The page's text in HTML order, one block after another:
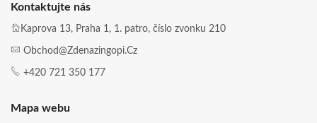
Kontaktujte nás
Kaprova 13, Praha 1, 1. patro, číslo zvonku 210
Obchod@zdenazingopi.cz
+420 721 350 177
Mapa webu